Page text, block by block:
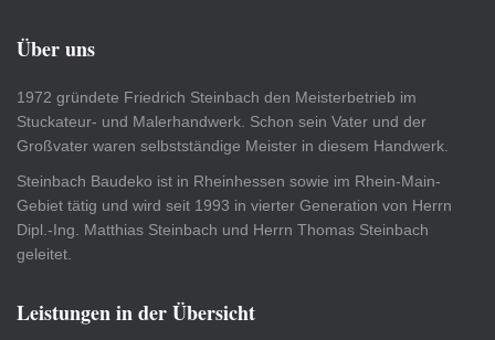
Über uns
1972 gründete Friedrich Steinbach den Meisterbetrieb im
Stuckateur- und Malerhandwerk. Schon sein Vater und der
Großvater waren selbstständige Meister in diesem Handwerk.
Steinbach Baudeko ist in Rheinhessen sowie im Rhein-Main-
Gebiet tätig und wird seit 1993 in vierter Generation von Herrn
Dipl.-Ing. Matthias Steinbach und Herrn Thomas Steinbach
geleitet.
Leistungen in der Übersicht